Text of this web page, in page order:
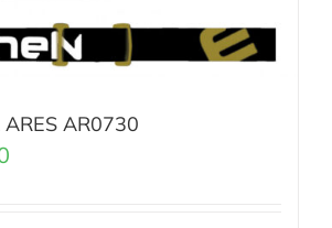
ARES AR0730